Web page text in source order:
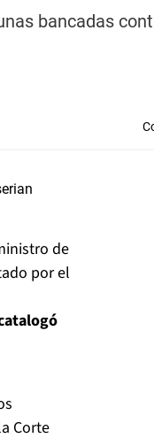
bancadas
de
por el
Corte